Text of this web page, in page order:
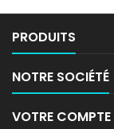
PRODUITS
NOTRE SOCIÉTÉ
VOTRE COMPTE